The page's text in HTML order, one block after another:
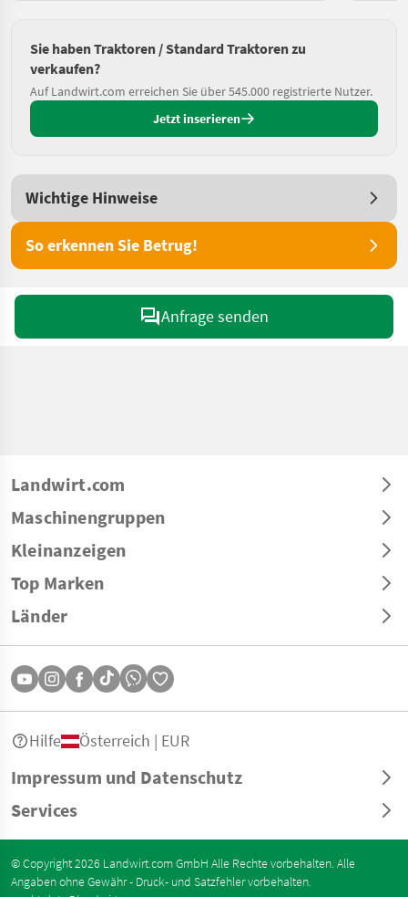
Sie haben Traktoren / Standard Traktoren zu
verkaufen?
Auf Landwirt.com erreichen Sie über 545.000 registrierte Nutzer.
Jetzt inserieren
Wichtige Hinweise
So erkennen Sie Betrug!
Anfrage senden
Landwirt.com
Maschinengruppen
Kleinanzeigen
Top Marken
Länder
Impressum und Datenschutz
Services
Hilfe Österreich | EUR
© Copyright 2026 Landwirt.com GmbH Alle Rechte vorbehalten. Alle
Angaben ohne Gewähr - Druck- und Satzfehler vorbehalten.